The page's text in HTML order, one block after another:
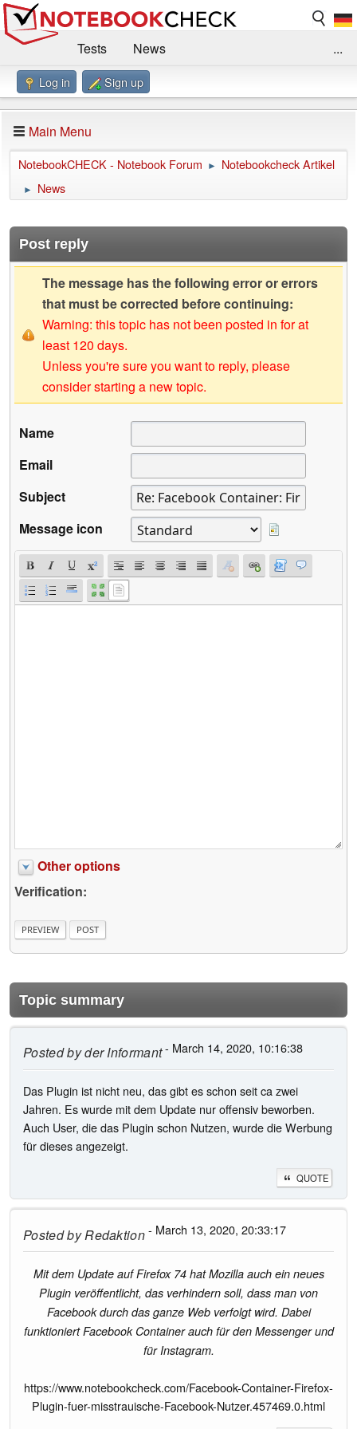
Tests
News
Benchmarks / Technik
Forum
Impressum
...
Log in Sign up
Main Menu
NotebookCHECK - Notebook Forum ► Notebookcheck Artikel
► News
Post reply
The message has the following error or errors
that must be corrected before continuing:
Warning: this topic has not been posted in for at
least 120 days.
Unless you're sure you want to reply, please
consider starting a new topic.
Name
Email
Subject
Message icon
Other options
Verification:
Topic summary
Posted byder Informant- March 14, 2020, 10:16:38
Das Plugin ist nicht neu, das gibt es schon seit ca zwei
Jahren. Es wurde mit dem Update nur offensiv beworben.
Auch User, die das Plugin schon Nutzen, wurde die Werbung
für dieses angezeigt.
QUOTE
Posted byRedaktion- March 13, 2020, 20:33:17
Mit dem Update auf Firefox 74 hat Mozilla auch ein neues
Plugin veröffentlicht, das verhindern soll, dass man von
Facebook durch das ganze Web verfolgt wird. Dabei
funktioniert Facebook Container auch für den Messenger und
für Instagram.
https://www.notebookcheck.com/Facebook-Container-Firefox-
Plugin-fuer-misstrauische-Facebook-Nutzer.457469.0.html